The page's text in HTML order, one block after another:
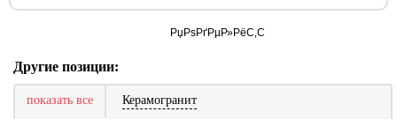
Другие позиции:
показать все Керамогранит